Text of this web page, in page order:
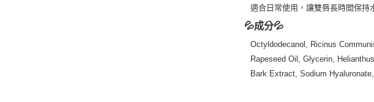
適合日常使用，讓雙唇長時間保持
💦成分💦
Octyldodecanol, Ricinus
Rapeseed Oil, Glycerin,
Bark Extract, Sodium